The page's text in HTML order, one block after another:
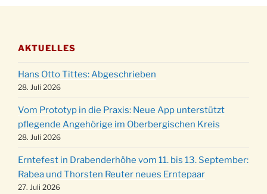
Stadtteilhaus um 19:00 Uhr
11.12.
Puer-Natus weihnachtliches Brauchtum am
Robert-Gassner-Hof um 17:00 Uhr
19.12.
Kinderbibeltag im Ev. Gemeindehaus von 10-
12 Uhr
20.12.
Weihnachts-Konzert des Honterus Chors in
der Kirche um 17:00 Uhr
24.12.
Familiengottesdienst mit Krippenspiel im Ev.
Gemeindehaus um 15:00 Uhr
24.12. Familiengottesdienst in der FeG um 16 Uhr
AKTUELLES
Hans Otto Tittes: Abgeschrieben
28. Juli 2026
Vom Prototyp in die Praxis: Neue App unterstützt
pflegende Angehörige im Oberbergischen Kreis
28. Juli 2026
Erntefest in Drabenderhöhe vom 11. bis 13. September:
Rabea und Thorsten Reuter neues Erntepaar
27. Juli 2026